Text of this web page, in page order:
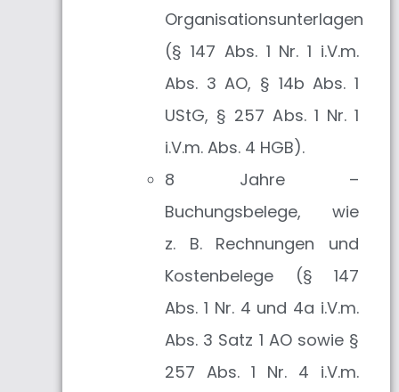
Organisationsunterlagen
(§ 147 Abs. 1 Nr. 1 i.V.m.
Abs. 3 AO, § 14b Abs. 1
UStG, § 257 Abs. 1 Nr. 1
i.V.m. Abs. 4 HGB).
8 Jahre –
Buchungsbelege, wie
z. B. Rechnungen und
Kostenbelege (§ 147
Abs. 1 Nr. 4 und 4a i.V.m.
Abs. 3 Satz 1 AO sowie §
257 Abs. 1 Nr. 4 i.V.m.